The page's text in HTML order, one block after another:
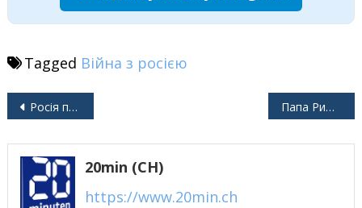
Tagged Війна з росією
Навігація
Росія повинна відшкодувати Україні збитки Папа Римський осоромився порадами Україні
20min (CH)
https://www.20min.ch